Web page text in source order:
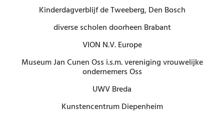
Kinderdagverblijf de Tweeberg, Den Bosch
diverse scholen doorheen Brabant
VION N.V. Europe
Museum Jan Cunen Oss i.s.m. vereniging vrouwelijke
ondernemers Oss
UWV Breda
Kunstencentrum Diepenheim